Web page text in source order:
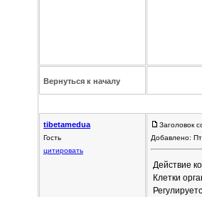
Вернуться к началу
tibetamedua
Гость
цитировать
Заголовок
Добавлено:
Действие
Клетки